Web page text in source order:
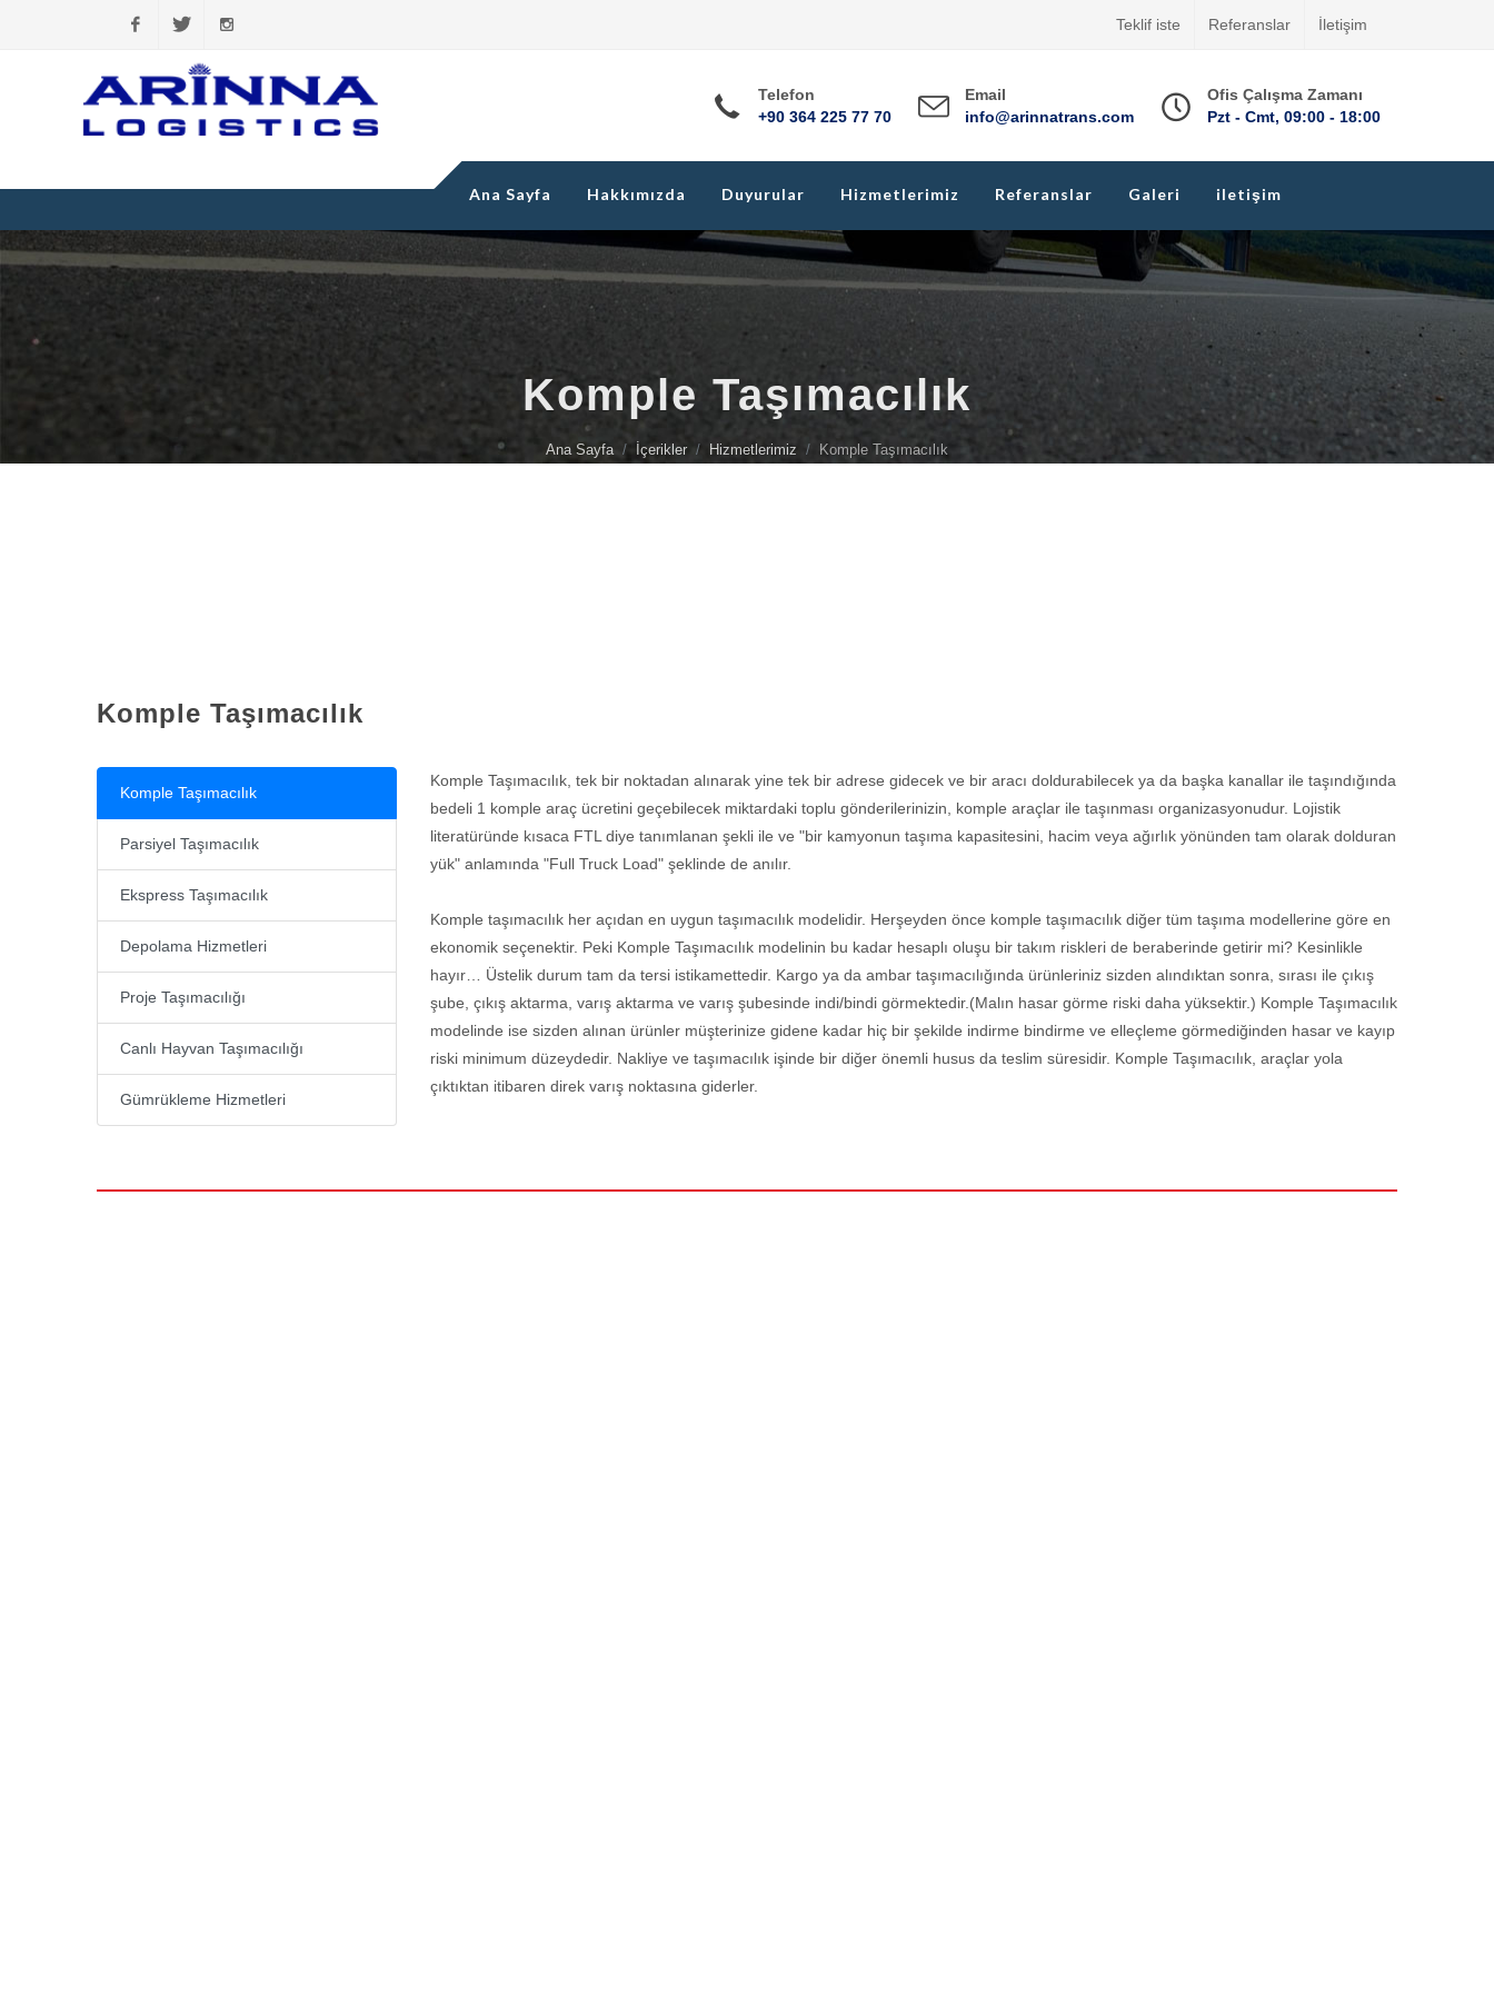
FacebookTwitterInstagram
Teklif iste Referanslar İletişim
Telefon
+90 364 225 77 70
Email
info@arinnatrans.com
Ofis Çalışma Zamanı
Pzt - Cmt, 09:00 - 18:00
Ana Sayfa Hakkımızda Duyurular Hizmetlerimiz Referanslar Galeri iletişim
Komple Taşımacılık
Ana Sayfa İçerikler Hizmetlerimiz Komple Taşımacılık
Komple Taşımacılık
Komple Taşımacılık
Parsiyel Taşımacılık
Ekspress Taşımacılık
Depolama Hizmetleri
Proje Taşımacılığı
Canlı Hayvan Taşımacılığı
Gümrükleme Hizmetleri
Komple Taşımacılık, tek bir noktadan alınarak yine tek bir adrese gidecek ve bir aracı doldurabilecek ya da başka kanallar ile taşındığında
bedeli 1 komple araç ücretini geçebilecek miktardaki toplu gönderilerinizin, komple araçlar ile taşınması organizasyonudur. Lojistik
literatüründe kısaca FTL diye tanımlanan şekli ile ve "bir kamyonun taşıma kapasitesini, hacim veya ağırlık yönünden tam olarak dolduran
yük" anlamında "Full Truck Load" şeklinde de anılır.
Komple taşımacılık her açıdan en uygun taşımacılık modelidir. Herşeyden önce komple taşımacılık diğer tüm taşıma modellerine göre en
ekonomik seçenektir. Peki Komple Taşımacılık modelinin bu kadar hesaplı oluşu bir takım riskleri de beraberinde getirir mi? Kesinlikle
hayır… Üstelik durum tam da tersi istikamettedir. Kargo ya da ambar taşımacılığında ürünleriniz sizden alındıktan sonra, sırası ile çıkış
şube, çıkış aktarma, varış aktarma ve varış şubesinde indi/bindi görmektedir.(Malın hasar görme riski daha yüksektir.) Komple Taşımacılık
modelinde ise sizden alınan ürünler müşterinize gidene kadar hiç bir şekilde indirme bindirme ve elleçleme görmediğinden hasar ve kayıp
riski minimum düzeydedir. Nakliye ve taşımacılık işinde bir diğer önemli husus da teslim süresidir. Komple Taşımacılık, araçlar yola
çıktıktan itibaren direk varış noktasına giderler.